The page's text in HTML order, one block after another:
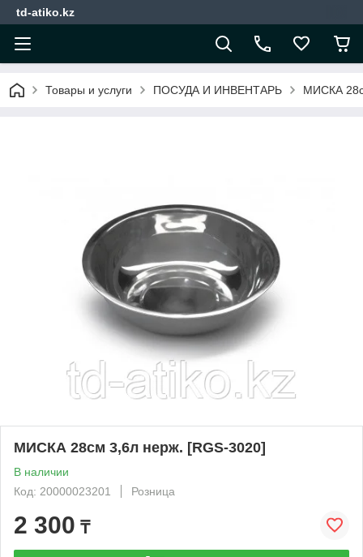
td-atiko.kz
Товары и услуги ПОСУДА И ИНВЕНТАРЬ МИСКА
МИСКА 28см 3,6л нерж. [RGS-3020]
В наличии
Код: 20000023201
Розница
2 300 ₸